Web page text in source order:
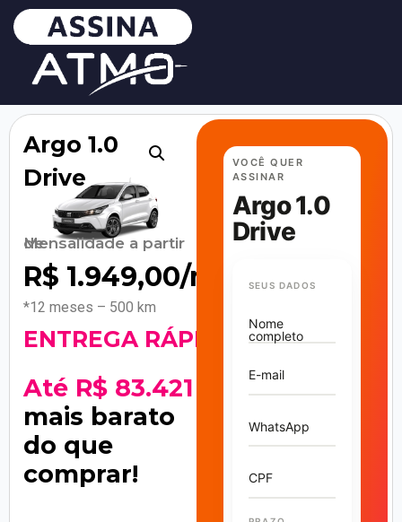
Argo 1.0
Drive
Mensalidade a partir de
R$ 1.949,00/mês
*12 meses – 500 km
ENTREGA RÁPIDA
Até R$ 83.421
mais barato
do que
comprar!
VOCÊ QUER
ASSINAR
Argo 1.0
Drive
SEUS DADOS
Nome
completo
E-mail
WhatsApp
CPF